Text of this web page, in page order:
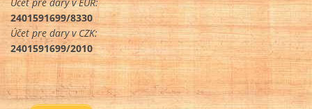
2401591699/8330
Účet pre dary v CZK:
2401591699/2010